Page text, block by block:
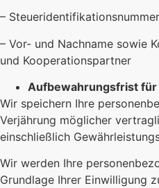
–
– Vor- und Nachname sowie
und Kooperationspartner
Aufbewahrungsfrist für
Wir speichern Ihre
Verjährung möglicher
einschließlich
Wir werden Ihre
Grundlage Ihrer Einwilligung